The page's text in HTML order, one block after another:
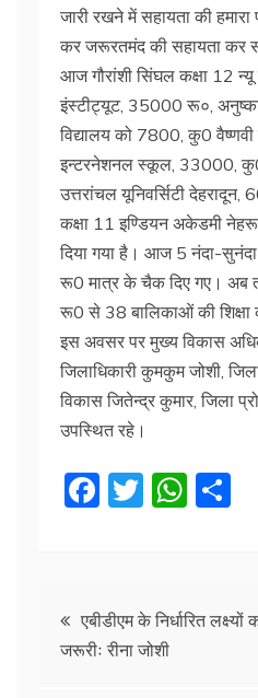
जारी रखने में सहायता की
कर जरूरतमंद की सहायता कर
आज गौरांशी सिंघल कक्षा 12
इंस्टीट्यूट, 35000 रू०, अनुष्का
विद्यालय को 7800, कु0 वैष्णवी
इन्टरनेशनल स्कूल, 33000, कु0
उत्तरांचल यूनिवर्सिटी देहरादून,
कक्षा 11 इण्डियन अकेडमी
दिया गया है। आज 5 नंदा-
रू0 मात्र के चैक दिए गए।
रू0 से 38 बालिकाओं की शिक्षा
इस अवसर पर मुख्य विकास
जिलाधिकारी कुमकुम जोशी,
विकास जितेन्द्र कुमार, जिला
उपस्थित रहे।
F
b
o
T
W
A
Post
navigation
एबीडीएम के निर्धारित
जरूरीः रीना जोशी